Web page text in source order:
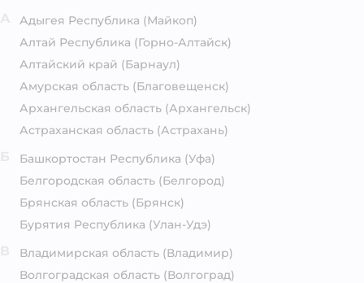
Адыгея Республика (Майкоп)
Алтай Республика (Горно-Алтайск)
Алтайский край (Барнаул)
Амурская область (Благовещенск)
Архангельская область (Архангельск)
Астраханская область (Астрахань)
Башкортостан Республика (Уфа)
Белгородская область (Белгород)
Брянская область (Брянск)
Бурятия Республика (Улан-Удэ)
Владимирская область (Владимир)
Волгоградская область (Волгоград)